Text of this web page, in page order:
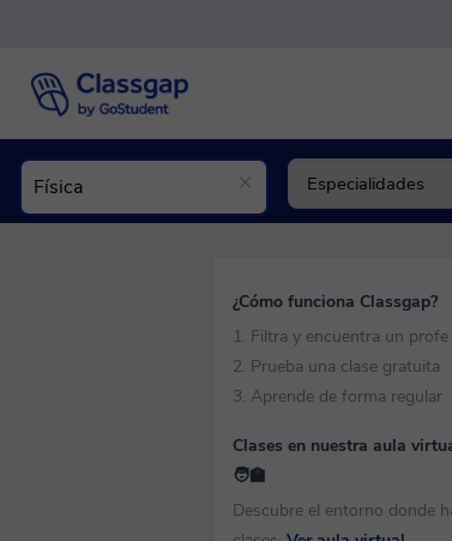
¿Cómo funciona Classgap?
1. Filtra y encuentra un profe
2. Prueba una clase gratuita
3. Aprende de forma regular
Clases en nuestra aula
🧑‍🏫
Descubre el entorno donde